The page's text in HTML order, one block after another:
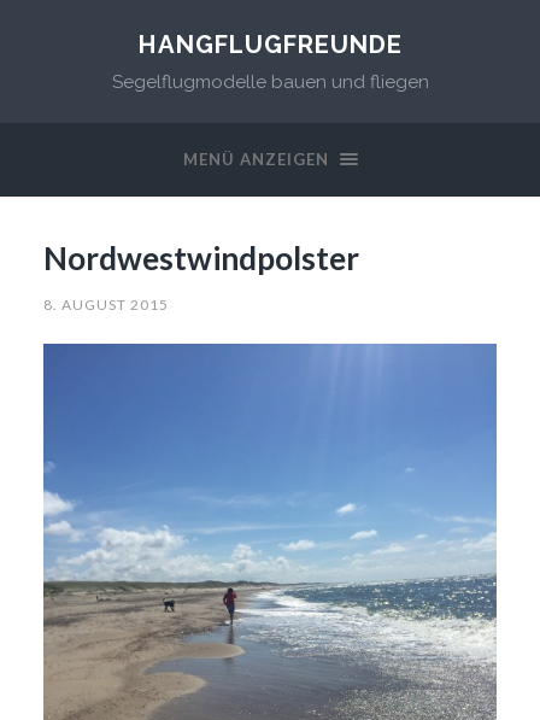
HANGFLUGFREUNDE
Segelflugmodelle bauen und fliegen
MENÜ ANZEIGEN
Nordwestwindpolster
8. AUGUST 2015